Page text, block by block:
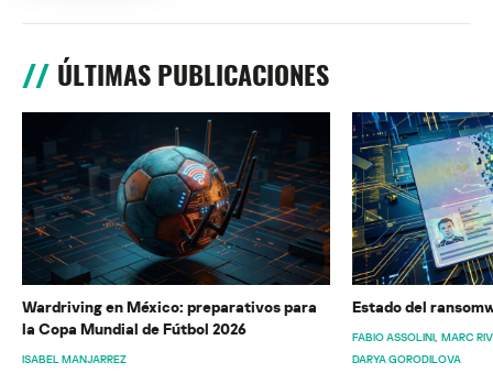
ÚLTIMAS PUBLICACIONES
Wardriving en México: preparativos para
la Copa Mundial de Fútbol 2026
ISABEL MANJARREZ
Estado del
FABIO ASSOLINI MARC
DARYA GORODILOVA